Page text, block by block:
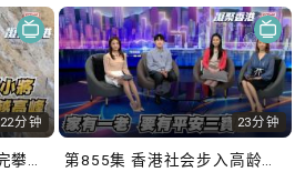
22分钟 23分钟